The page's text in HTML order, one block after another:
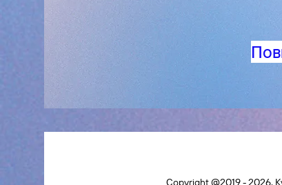
Copyright @2019 - 2026.